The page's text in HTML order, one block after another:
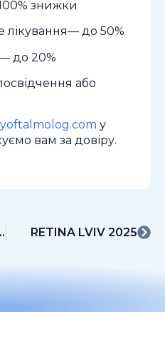
знижки
лікування— до 50%
до 20%
або
у
вам за довіру.
треба побачити 2025» RETINA LVIV 2025